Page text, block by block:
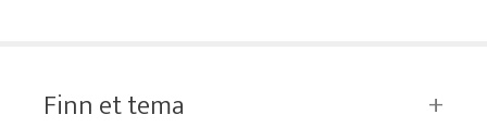
Finn et tema